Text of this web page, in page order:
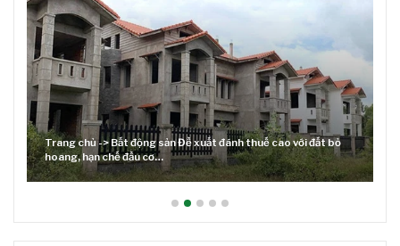
đất bỏ
Lãi suất neo cao và cuộc tái cơ cấu trên thị trường BĐS